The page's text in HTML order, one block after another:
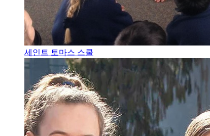
세인트 토마스 스쿨